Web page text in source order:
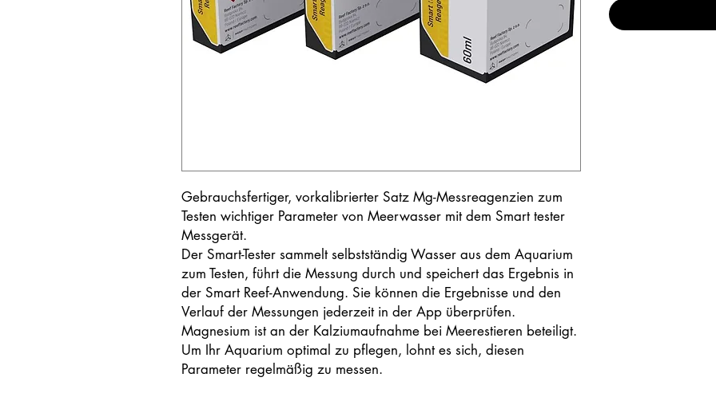
Gebrauchsfertiger, vorkalibrierter Satz Mg-Messreagenzien zum
Testen wichtiger Parameter von Meerwasser mit dem Smart tester
Messgerät.
Der Smart-Tester sammelt selbstständig Wasser aus dem Aquarium
zum Testen, führt die Messung durch und speichert das Ergebnis in
der Smart Reef-Anwendung. Sie können die Ergebnisse und den
Verlauf der Messungen jederzeit in der App überprüfen.
Magnesium ist an der Kalziumaufnahme bei Meerestieren beteiligt.
Um Ihr Aquarium optimal zu pflegen, lohnt es sich, diesen
Parameter regelmäßig zu messen.